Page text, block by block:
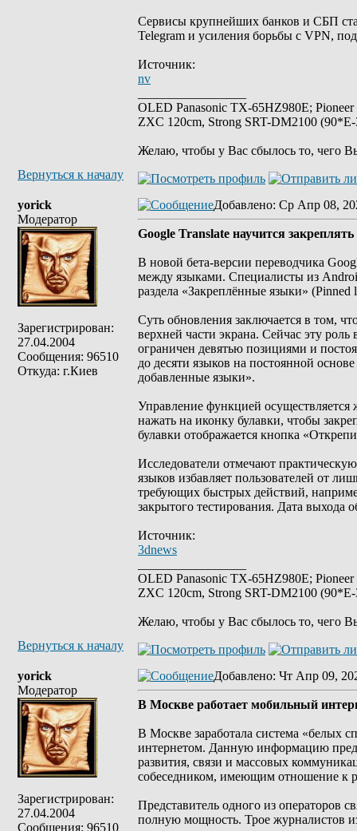
Сервисы крупнейших банков и СБП
Telegram и усиления борьбы с VPN,
Источник:
nv
OLED Panasonic TX-65HZ980E;
ZXC 120cm, Strong SRT-DM2100
Желаю, чтобы у Вас сбылось то, чего
Вернуться к началу
yorick
Модератор
Зарегистрирован:
27.04.2004
Сообщения: 96510
Откуда: г.Киев
Добавлено: Ср Апр 08,
Google Translate научится
В новой бета-версии переводчика
между языками. Специалисты из
раздела «Закреплённые языки» (Pinned
Суть обновления заключается в том,
верхней части экрана. Сейчас эту
ограничен девятью позициями и
до десяти языков на постоянной
добавленные языки».
Управление функцией
нажать на иконку булавки, чтобы
булавки отображается кнопка
Исследователи отмечают
языков избавляет пользователей от
требующих быстрых действий,
закрытого тестирования. Дата выхода
Источник:
3dnews
OLED Panasonic TX-65HZ980E;
ZXC 120cm, Strong SRT-DM2100
Желаю, чтобы у Вас сбылось то, чего
Вернуться к началу
yorick
Модератор
Зарегистрирован:
27.04.2004
Сообщения: 96510
Добавлено: Чт Апр 09,
В Москве работает мобильный
В Москве заработала система «белых
интернетом. Данную информацию
развития, связи и массовых
собеседником, имеющим отношение к
Представитель одного из операторов
полную мощность. Трое журналистов